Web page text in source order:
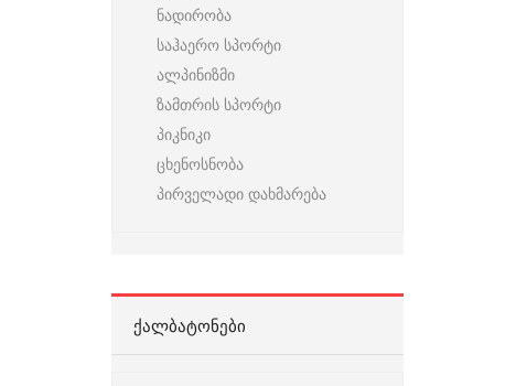
ნადირობა
საჰაერო სპორტი
ალპინიზმი
ზამთრის სპორტი
პიკნიკი
ცხენოსნობა
პირველადი დახმარება
ᲥᲐᲚᲑᲐᲢᲝᲜᲔᲑᲘ